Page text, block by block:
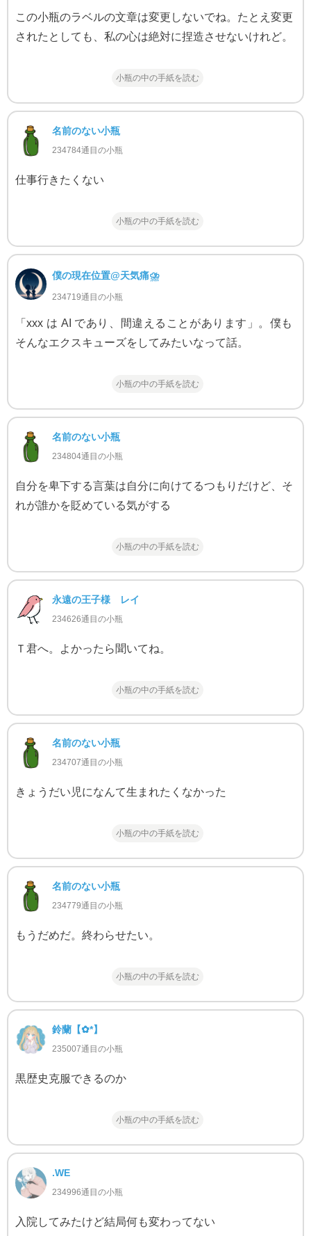
この小瓶のラベルの文章は変更しないでね。たとえ変更
されたとしても、私の心は絶対に捏造させないけれど。
小瓶の中の手紙を読む
名前のない小瓶
234784通目の小瓶
仕事行きたくない
小瓶の中の手紙を読む
僕の現在位置@天気痛⛈
234719通目の小瓶
「xxx は AI であり、間違えることがあります」。僕も
そんなエクスキューズをしてみたいなって話。
小瓶の中の手紙を読む
名前のない小瓶
234804通目の小瓶
自分を卑下する言葉は自分に向けてるつもりだけど、そ
れが誰かを貶めている気がする
小瓶の中の手紙を読む
永遠の王子様 レイ
234626通目の小瓶
Ｔ君へ。よかったら聞いてね。
小瓶の中の手紙を読む
名前のない小瓶
234707通目の小瓶
きょうだい児になんて生まれたくなかった
小瓶の中の手紙を読む
名前のない小瓶
234779通目の小瓶
もうだめだ。終わらせたい。
小瓶の中の手紙を読む
鈴蘭‬【✿*】
235007通目の小瓶
黒歴史克服できるのか
小瓶の中の手紙を読む
.WE
234996通目の小瓶
入院してみたけど結局何も変わってない